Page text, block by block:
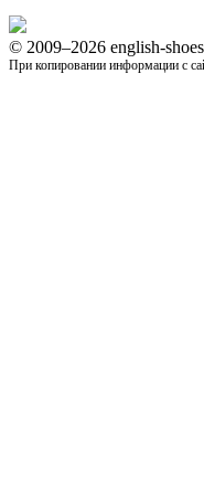
© 2009–2026 english-
При копировании информации с